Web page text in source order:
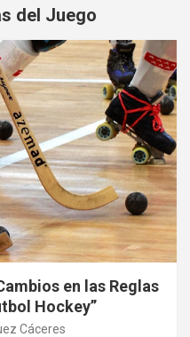
del Juego
en las Reglas
Hockey”
Cáceres